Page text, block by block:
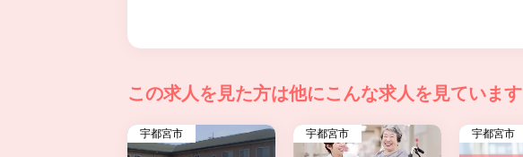
この求人を見た方は他にこんな求人を見ています
宇都宮市 宇都宮市 宇都宮市